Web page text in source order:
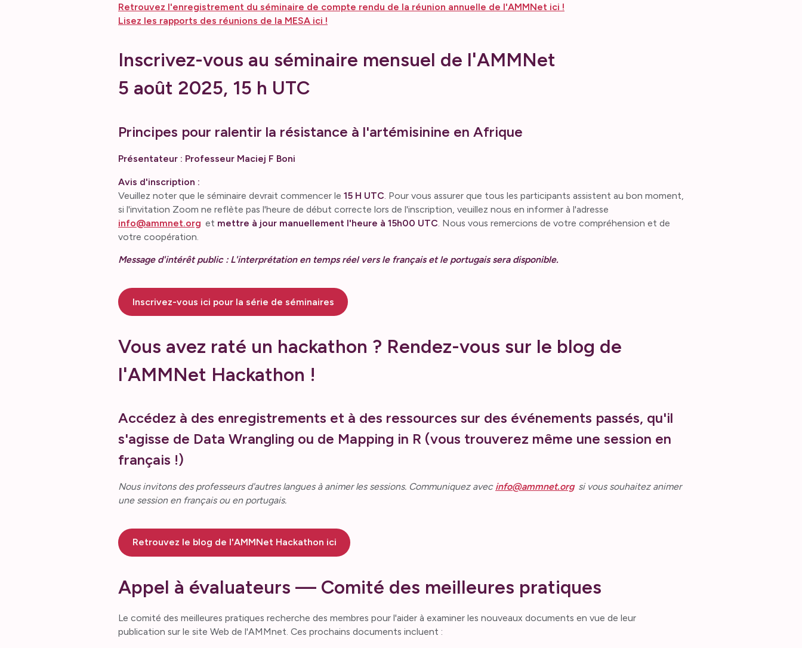
Retrouvez l'enregistrement du séminaire de compte rendu de la réunion annuelle de l'AMMNet ici !
Lisez les rapports des réunions de la MESA ici !
Inscrivez-vous au séminaire mensuel de l'AMMNet
5 août 2025, 15 h UTC
Principes pour ralentir la résistance à l'artémisinine en Afrique
Présentateur : Professeur Maciej F Boni
Avis d'inscription :
Veuillez noter que le séminaire devrait commencer le 15 H UTC . Pour vous assurer que tous les participants assistent au bon moment,
si l'invitation Zoom ne reflète pas l'heure de début correcte lors de l'inscription, veuillez nous en informer à l'adresse
info@ammnet.org et mettre à jour manuellement l'heure à 15h00 UTC . Nous vous remercions de votre compréhension et de
votre coopération.
Message d'intérêt public : L'interprétation en temps réel vers le français et le portugais sera disponible.
Inscrivez-vous ici pour la série de séminaires
Vous avez raté un hackathon ? Rendez-vous sur le blog de
l'AMMNet Hackathon !
Accédez à des enregistrements et à des ressources sur des événements passés, qu'il
s'agisse de Data Wrangling ou de Mapping in R (vous trouverez même une session en
français !)
Nous invitons des professeurs d'autres langues à animer les sessions. Communiquez avec info@ammnet.org si vous souhaitez animer
une session en français ou en portugais.
Retrouvez le blog de l'AMMNet Hackathon ici
Appel à évaluateurs — Comité des meilleures pratiques
Le comité des meilleures pratiques recherche des membres pour l'aider à examiner les nouveaux documents en vue de leur
publication sur le site Web de l'AMMnet. Ces prochains documents incluent :